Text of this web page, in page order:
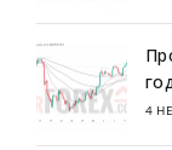
4